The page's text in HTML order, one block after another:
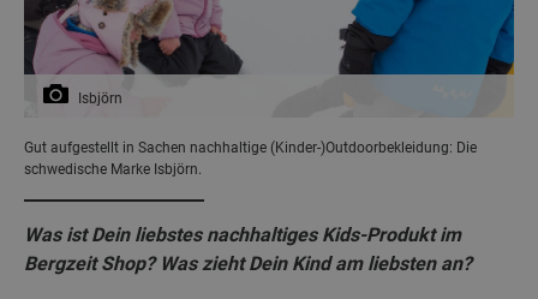
Isbjörn
Gut aufgestellt in Sachen nachhaltige (Kinder-)Outdoorbekleidung: Die
schwedische Marke Isbjörn.
Was ist Dein liebstes nachhaltiges Kids-Produkt im
Bergzeit Shop? Was zieht Dein Kind am liebsten an?